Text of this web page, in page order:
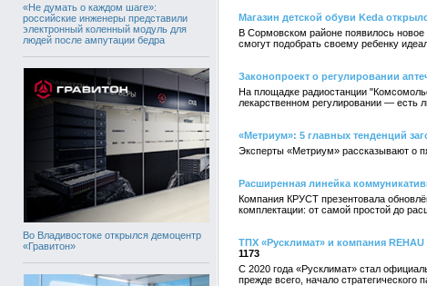
«Не думать о каждом шаге»:
российские инженеры представили
электронный коленный модуль для
людей после ампутации бедра
Во Владивостоке открылся демоцентр
«Гравитон»
Магазин детской обуви Keda
В Сормовском районе появилось
смогут подобрать своему ребенку
Законопроект о регулировании
На площадке радиостанции
лекарственном регулировании — есть
«Метриум»: 5 главных тенденций
Эксперты «Метриум» рассказывают о
Расширенная линейка
Компания КРУСТ презентовала
комплектации: от самой простой до
ТПХ «Русклимат» и компания
1173
С 2020 года «Русклимат» стал
прежде всего, начало стратегического